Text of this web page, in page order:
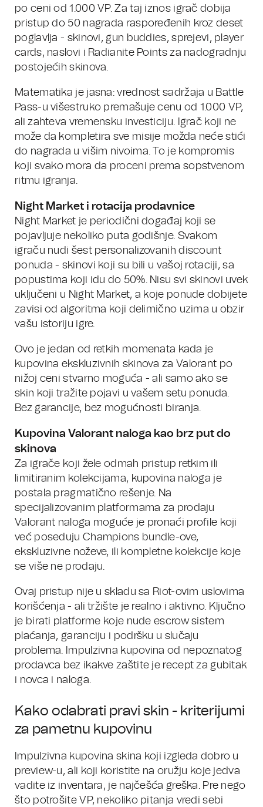
po ceni od 1.000 VP. Za taj iznos igrač dobija
pristup do 50 nagrada raspoređenih kroz deset
poglavlja - skinovi, gun buddies, sprejevi, player
cards, naslovi i Radianite Points za nadogradnju
postojećih skinova.
Matematika je jasna: vrednost sadržaja u Battle
Pass-u višestruko premašuje cenu od 1.000 VP,
ali zahteva vremensku investiciju. Igrač koji ne
može da kompletira sve misije možda neće stići
do nagrada u višim nivoima. To je kompromis
koji svako mora da proceni prema sopstvenom
ritmu igranja.
Night Market i rotacija prodavnice
Night Market je periodični događaj koji se
pojavljuje nekoliko puta godišnje. Svakom
igraču nudi šest personalizovanih discount
ponuda - skinovi koji su bili u vašoj rotaciji, sa
popustima koji idu do 50%. Nisu svi skinovi uvek
uključeni u Night Market, a koje ponude dobijete
zavisi od algoritma koji delimično uzima u obzir
vašu istoriju igre.
Ovo je jedan od retkih momenata kada je
kupovina ekskluzivnih skinova za Valorant po
nižoj ceni stvarno moguća - ali samo ako se
skin koji tražite pojavi u vašem setu ponuda.
Bez garancije, bez mogućnosti biranja.
Kupovina Valorant naloga kao brz put do
skinova
Za igrače koji žele odmah pristup retkim ili
limitiranim kolekcijama, kupovina naloga je
postala pragmatično rešenje. Na
specijalizovanim platformama za prodaju
Valorant naloga moguće je pronaći profile koji
već poseduju Champions bundle-ove,
ekskluzivne noževe, ili kompletne kolekcije koje
se više ne prodaju.
Ovaj pristup nije u skladu sa Riot-ovim uslovima
korišćenja - ali tržište je realno i aktivno. Ključno
je birati platforme koje nude escrow sistem
plaćanja, garanciju i podršku u slučaju
problema. Impulzivna kupovina od nepoznatog
prodavca bez ikakve zaštite je recept za gubitak
i novca i naloga.
Kako odabrati pravi skin - kriterijumi
za pametnu kupovinu
Impulzivna kupovina skina koji izgleda dobro u
preview-u, ali koji koristite na oružju koje jedva
vadite iz inventara, je najčešća greška. Pre nego
što potrošite VP, nekoliko pitanja vredi sebi